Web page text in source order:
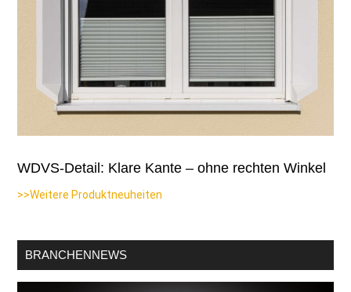
WDVS-Detail: Klare Kante – ohne rechten Winkel
>>Weitere Produktneuheiten
BRANCHENNEWS